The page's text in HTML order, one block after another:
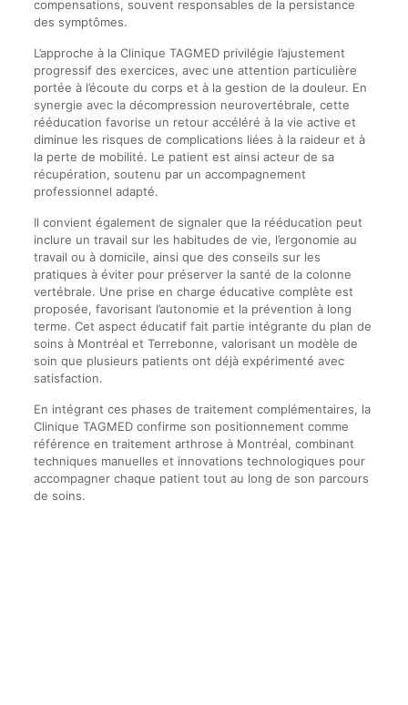
compensations, souvent responsables de la persistance
des symptômes.
L’approche à la Clinique TAGMED privilégie l’ajustement
progressif des exercices, avec une attention particulière
portée à l’écoute du corps et à la gestion de la douleur. En
synergie avec la décompression neurovertébrale, cette
rééducation favorise un retour accéléré à la vie active et
diminue les risques de complications liées à la raideur et à
la perte de mobilité. Le patient est ainsi acteur de sa
récupération, soutenu par un accompagnement
professionnel adapté.
Il convient également de signaler que la rééducation peut
inclure un travail sur les habitudes de vie, l’ergonomie au
travail ou à domicile, ainsi que des conseils sur les
pratiques à éviter pour préserver la santé de la colonne
vertébrale. Une prise en charge éducative complète est
proposée, favorisant l’autonomie et la prévention à long
terme. Cet aspect éducatif fait partie intégrante du plan de
soins à Montréal et Terrebonne, valorisant un modèle de
soin que plusieurs patients ont déjà expérimenté avec
satisfaction.
En intégrant ces phases de traitement complémentaires, la
Clinique TAGMED confirme son positionnement comme
référence en traitement arthrose à Montréal, combinant
techniques manuelles et innovations technologiques pour
accompagner chaque patient tout au long de son parcours
de soins.